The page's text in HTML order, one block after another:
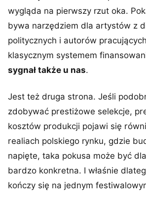
wygląda na pierwszy rzut oka.
bywa narzędziem dla artystów z
politycznych i autorów
klasycznym systemem
sygnał także u nas.
Jest też druga strona. Jeśli
zdobywać prestiżowe selekcje,
kosztów produkcji pojawi się
realiach polskiego rynku, gdzie
napięte, taka pokusa może być
bardzo konkretna. I właśnie
kończy się na jednym